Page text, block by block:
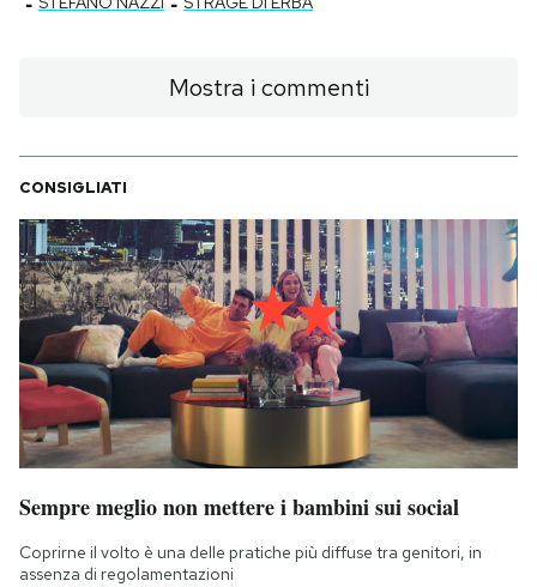
Mostra i commenti
CONSIGLIATI
Sempre meglio non mettere i bambini sui social
Coprirne il volto è una delle pratiche più diffuse tra genitori, in
assenza di regolamentazioni